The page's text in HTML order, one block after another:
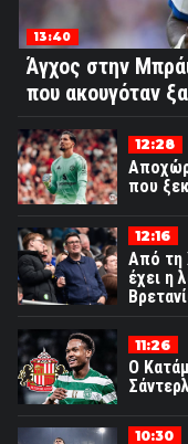
13:40
Άγχος στην
που ακουγόταν
12:28
που
12:16
Από τη
έχει η
11:26
Ο
10:30